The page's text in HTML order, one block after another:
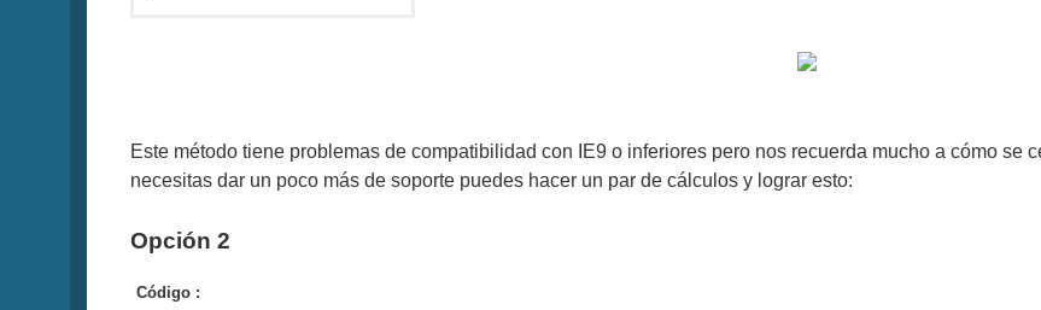
Este método tiene problemas de compatibilidad con IE9 o inferiores pero nos recuerda mucho a cómo se
necesitas dar un poco más de soporte puedes hacer un par de cálculos y lograr esto:
Opción 2
Código :